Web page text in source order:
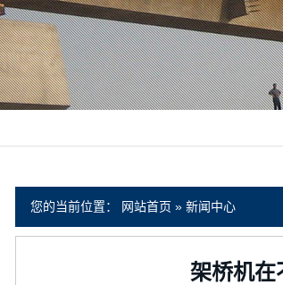
您的当前位置： 网站首页 » 新闻中心
架桥机在